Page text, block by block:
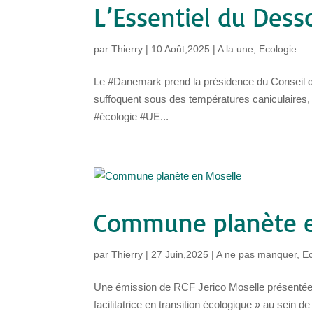
L’Essentiel du
parThierry | 10 Août,2025 |A la une Ecologie
Le #Danemark prend la présidence du Conseil
suffoquent sous des températures
#écologie #UE...
Commune planète
parThierry | 27 Juin,2025 |A ne pas manquer,
Une émission de RCF Jerico Moselle
facilitatrice en transition écologique » au sein